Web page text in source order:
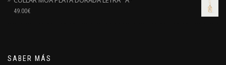
49.00€
SABER MÁS